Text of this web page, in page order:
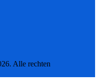
Alle rechten